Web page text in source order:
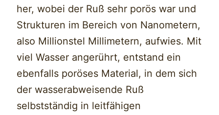
her, wobei der Ruß sehr porös war und
Strukturen im Bereich von Nanometern,
also Millionstel Millimetern, aufwies. Mit
viel Wasser angerührt, entstand ein
ebenfalls poröses Material, in dem sich
der wasserabweisende Ruß
selbstständig in leitfähigen